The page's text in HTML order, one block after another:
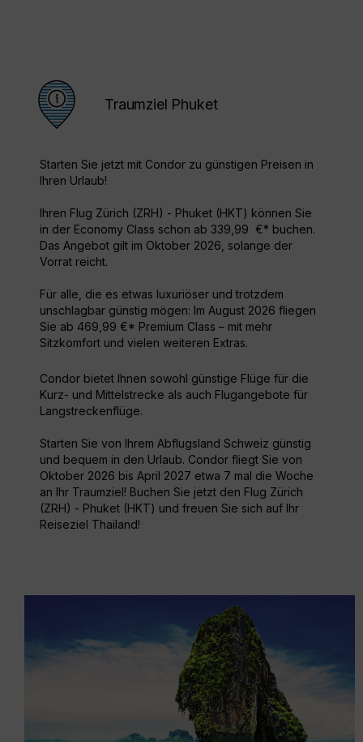
Traumziel Phuket
Starten Sie jetzt mit Condor zu günstigen Preisen in
Ihren Urlaub!
Ihren Flug Zürich (ZRH) - Phuket (HKT) können Sie
in der Economy Class schon ab 339,99 €* buchen.
Das Angebot gilt im Oktober 2026, solange der
Vorrat reicht.
Für alle, die es etwas luxuriöser und trotzdem
unschlagbar günstig mögen: Im August 2026 fliegen
Sie ab 469,99 €* Premium Class – mit mehr
Sitzkomfort und vielen weiteren Extras.
Condor bietet Ihnen sowohl günstige Flüge für die
Kurz- und Mittelstrecke als auch Flugangebote für
Langstreckenflüge.
Starten Sie von Ihrem Abflugsland Schweiz günstig
und bequem in den Urlaub. Condor fliegt Sie von
Oktober 2026 bis April 2027 etwa 7 mal die Woche
an Ihr Traumziel! Buchen Sie jetzt den Flug Zürich
(ZRH) - Phuket (HKT) und freuen Sie sich auf Ihr
Reiseziel Thailand!